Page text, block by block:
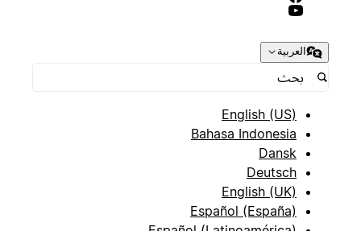
العربية
English (US)
Bahasa Indonesia
Dansk
Deutsch
English (UK)
Español (España)